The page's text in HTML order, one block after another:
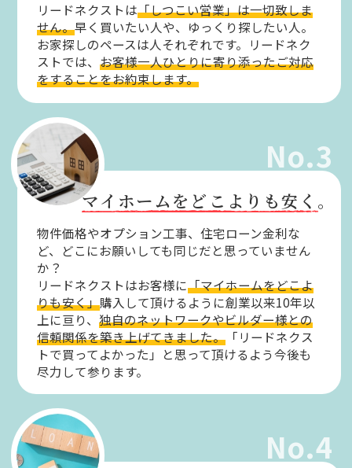
リードネクストは「しつこい営業」は一切致しま
せん。早く買いたい人や、ゆっくり探したい人。
お家探しのペースは人それぞれです。リードネク
ストでは、お客様一人ひとりに寄り添ったご対応
をすることをお約束します。
No.3
マイホームをどこよりも安く。
物件価格やオプション工事、住宅ローン金利な
ど、どこにお願いしても同じだと思っていません
か？
リードネクストはお客様に「マイホームをどこよ
りも安く」購入して頂けるように創業以来10年以
上に亘り、独自のネットワークやビルダー様との
信頼関係を築き上げてきました。 「リードネクス
トで買ってよかった」と思って頂けるよう今後も
尽力して参ります。
No.4